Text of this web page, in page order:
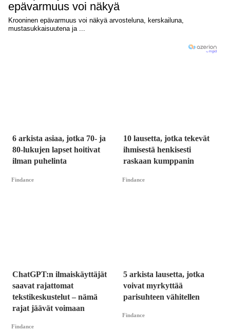
6 arkista asiaa, jotka 70- ja
80-lukujen lapset hoitivat
ilman puhelinta
Findance
10 lausetta, jotka tekevät
ihmisestä henkisesti
raskaan kumppanin
Findance
ChatGPT:n ilmaiskäyttäjät
saavat rajattomat
tekstikeskustelut – nämä
rajat jäävät voimaan
Findance
5 arkista lausetta, jotka
voivat myrkyttää
parisuhteen vähitellen
Findance